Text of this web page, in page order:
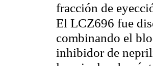
fracción de
El LCZ696 fue
combinando el
inhibidor de